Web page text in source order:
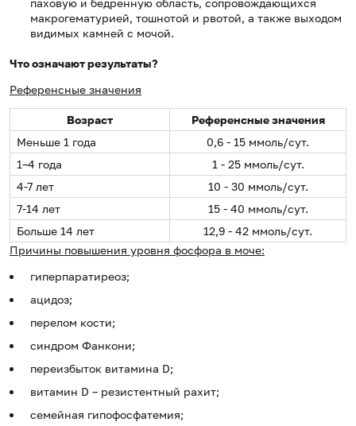
макрогематурией, тошнотой и рвотой, а также выходом
видимых камней с мочой.
Что означают результаты?
Референсные значения
Возраст
Референсные значения
Меньше 1 года
0,6 - 15 ммоль/сут.
1–4 года
1 - 25 ммоль/сут.
4-7 лет
10 - 30 ммоль/сут.
7-14 лет
15 - 40 ммоль/сут.
Больше 14 лет
12,9 - 42 ммоль/сут.
Причины повышения уровня фосфора в моче:
гиперпаратиреоз;
ацидоз;
перелом кости;
синдром Фанкони;
переизбыток витамина D;
витамин D – резистентный рахит;
семейная гипофосфатемия;